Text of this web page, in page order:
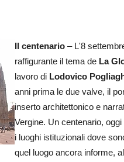
Il centenario – L'8
raffigurante il tema de La
lavoro di Lodovico
anni prima le due valve, il
inserto architettonico e
Vergine. Un centenario,
i luoghi istituzionali dove
quel luogo ancora informe,